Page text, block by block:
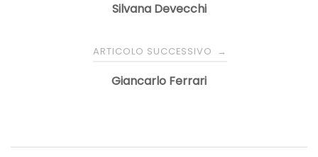
Silvana Devecchi
ARTICOLO SUCCESSIVO →
Giancarlo Ferrari